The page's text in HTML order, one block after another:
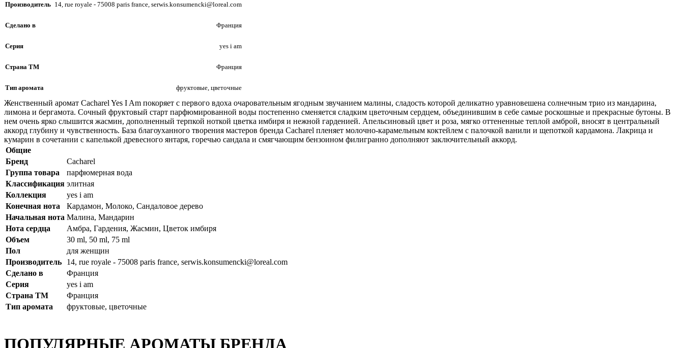
Производитель 14, rue royale - 75008 paris france, serwis.konsumencki@loreal.com
Сделано в Франция
Серия yes i am
Страна ТМ Франция
Тип аромата фруктовые, цветочные
Женственный аромат Cacharel Yes I Am покоряет с первого вдоха очаровательным ягодным звучанием малины, сладость которой деликатно уравновешена солнечным трио из мандарина,
лимона и бергамота. Сочный фруктовый старт парфюмированной воды постепенно сменяется сладким цветочным сердцем, объединившим в себе самые роскошные и прекрасные бутоны. В
нем очень ярко слышится жасмин, дополненный терпкой ноткой цветка имбиря и нежной гарденией. Апельсиновый цвет и роза, мягко оттененные теплой амброй, вносят в центральный
аккорд глубину и чувственность. База благоуханного творения мастеров бренда Cacharel пленяет молочно-карамельным коктейлем с палочкой ванили и щепоткой кардамона. Лакрица и
кумарин в сочетании с капелькой древесного янтаря, горечью сандала и смягчающим бензоином филигранно дополняют заключительный аккорд.
Общие
Бренд
Cacharel
Группа товара
парфюмерная вода
Классификация элитная
Коллекция
yes i am
Конечная нота
Кардамон, Молоко, Сандаловое дерево
Начальная нота Малина, Мандарин
Нота сердца
Амбра, Гардения, Жасмин, Цветок имбиря
Объем
30 ml, 50 ml, 75 ml
Пол
для женщин
Производитель
14, rue royale - 75008 paris france, serwis.konsumencki@loreal.com
Сделано в
Франция
Серия
yes i am
Страна ТМ
Франция
Тип аромата
фруктовые, цветочные
ПОПУЛЯРНЫЕ АРОМАТЫ БРЕНДА